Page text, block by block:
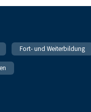
Fort- und Weiterbildung